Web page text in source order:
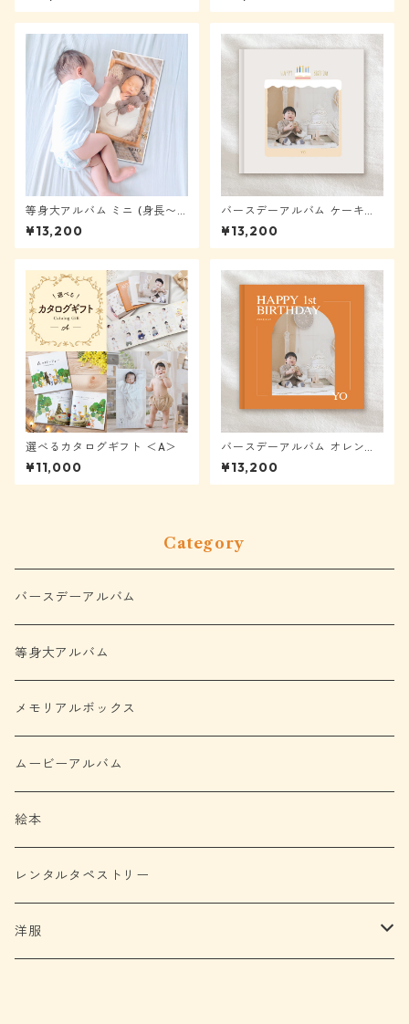
等身大アルバム ミニ (身長〜6
0cm) ★モニター様表示から4
0%OFF
¥13,200
バースデーアルバム ケーキ
【メール便送料無料】★モニ
ター様表示から40%OFF
¥13,200
選べるカタログギフト ＜A＞
¥11,000
バースデーアルバム オレンジ
【メール便送料無料】★モニ
ター様表示から40%OFF
¥13,200
Category
バースデーアルバム
等身大アルバム
メモリアルボックス
ムービーアルバム
絵本
レンタルタペストリー
洋服